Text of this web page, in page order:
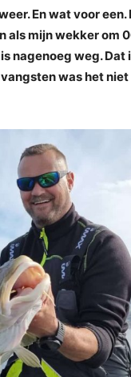
En wat voor
als mijn wekker om
nagenoeg weg. Dat
was het niet